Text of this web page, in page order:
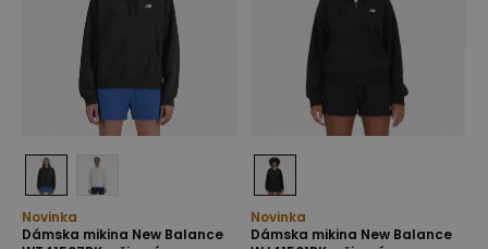
Novinka
Dámska mikina New Balance
Novinka
Dámska mikina New Balance